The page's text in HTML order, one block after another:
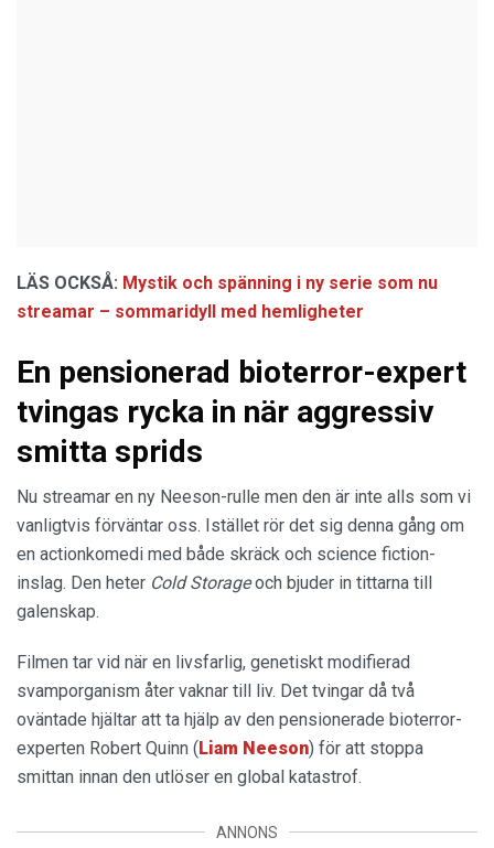
LÄS OCKSÅ: Mystik och spänning i ny serie som nu
streamar – sommaridyll med hemligheter
En pensionerad bioterror-expert
tvingas rycka in när aggressiv
smitta sprids
Nu streamar en ny Neeson-rulle men den är inte alls som vi
vanligtvis förväntar oss. Istället rör det sig denna gång om
en actionkomedi med både skräck och science fiction-
inslag. Den heter Cold Storageoch bjuder in tittarna till
galenskap.
Filmen tar vid när en livsfarlig, genetiskt modifierad
svamporganism åter vaknar till liv. Det tvingar då två
oväntade hjältar att ta hjälp av den pensionerade bioterror-
experten Robert Quinn (Liam Neeson) för att stoppa
smittan innan den utlöser en global katastrof.
ANNONS